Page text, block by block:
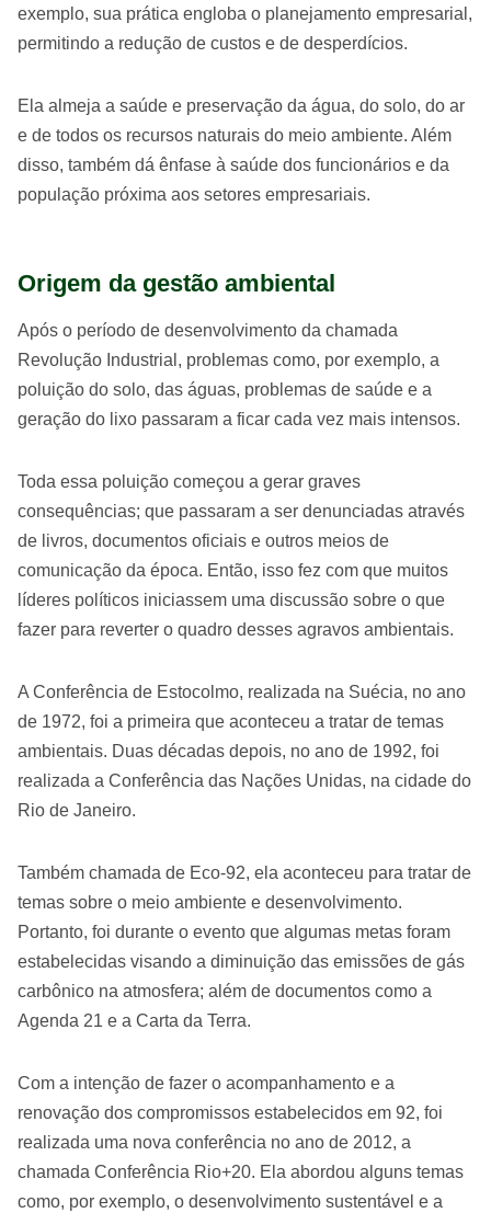
exemplo, sua prática engloba o planejamento empresarial,
permitindo a redução de custos e de desperdícios.
Ela almeja a saúde e preservação da água, do solo, do ar
e de todos os recursos naturais do meio ambiente. Além
disso, também dá ênfase à saúde dos funcionários e da
população próxima aos setores empresariais.
Origem da gestão ambiental
Após o período de desenvolvimento da chamada
Revolução Industrial, problemas como, por exemplo, a
poluição do solo, das águas, problemas de saúde e a
geração do lixo passaram a ficar cada vez mais intensos.
Toda essa poluição começou a gerar graves
consequências; que passaram a ser denunciadas através
de livros, documentos oficiais e outros meios de
comunicação da época. Então, isso fez com que muitos
líderes políticos iniciassem uma discussão sobre o que
fazer para reverter o quadro desses agravos ambientais.
A Conferência de Estocolmo, realizada na Suécia, no ano
de 1972, foi a primeira que aconteceu a tratar de temas
ambientais. Duas décadas depois, no ano de 1992, foi
realizada a Conferência das Nações Unidas, na cidade do
Rio de Janeiro.
Também chamada de Eco-92, ela aconteceu para tratar de
temas sobre o meio ambiente e desenvolvimento.
Portanto, foi durante o evento que algumas metas foram
estabelecidas visando a diminuição das emissões de gás
carbônico na atmosfera; além de documentos como a
Agenda 21 e a Carta da Terra.
Com a intenção de fazer o acompanhamento e a
renovação dos compromissos estabelecidos em 92, foi
realizada uma nova conferência no ano de 2012, a
chamada Conferência Rio+20. Ela abordou alguns temas
como, por exemplo, o desenvolvimento sustentável e a